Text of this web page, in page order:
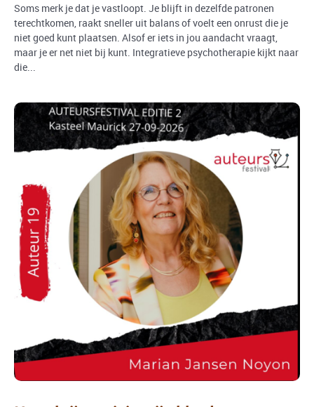
Soms merk je dat je vastloopt. Je blijft in dezelfde patronen
terechtkomen, raakt sneller uit balans of voelt een onrust die je
niet goed kunt plaatsen. Alsof er iets in jou aandacht vraagt,
maar je er net niet bij kunt. Integratieve psychotherapie kijkt naar
die...